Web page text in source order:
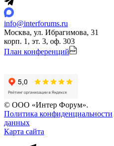
info@interforums.ru
Москва, ул. Ибрагимова, 31
корп. 1, эт. 3, оф. 303
План конференций
© ООО «Интер Форум».
Политика конфиденциальности
данных
Карта сайта